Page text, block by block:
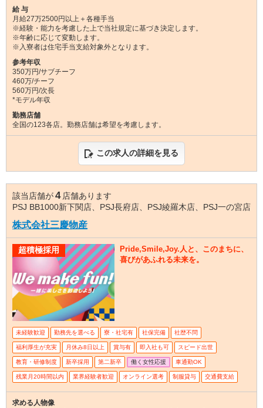
給 与
月給27万2500円以上＋各種手当
※経験・能力を考慮した上で当社規定に基づき決定します。
※年齢に応じて変動します。
※入寮者は住宅手当支給対象外となります。
参考年収
350万円/サブチーフ
460万/チーフ
560万円/次長
*モデル年収
勤務店舗
全国の123各店。勤務店舗は希望を考慮します。
この求人の詳細を見る
該当店舗が4 店舗あります
PSJ BB1000新下関店、PSJ長府店、PSJ綾羅木店、PSJ一の宮店
株式会社三慶物産
超積極採用
Pride,Smile,Joy.人と、このまちに、
喜びがあふれる未来を。
未経験歓迎 勤務先を選べる 寮・社宅有 社保完備 社歴不問
福利厚生が充実 月休み8日以上 賞与有 即入社も可 スピード出世
教育・研修制度 新卒採用 第二新卒 働く女性応援 車通勤OK
残業月20時間以内 業界経験者歓迎 オンライン選考 制服貸与 交通費支給
求める人物像